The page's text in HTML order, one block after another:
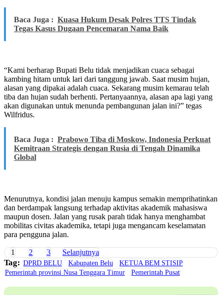
Baca Juga : Kuasa Hukum Desak Polres TTS Tindak
Tegas Kasus Dugaan Pencemaran Nama Baik
“Kami berharap Bupati Belu tidak menjadikan cuaca sebagai
kambing hitam untuk lari dari tanggung jawab. Saat musim hujan,
alasan yang dipakai adalah cuaca. Sekarang musim kemarau telah
tiba dan hujan sudah berhenti. Pertanyaannya, alasan apa lagi yang
akan digunakan untuk menunda pembangunan jalan ini?” tegas
Wilfridus.
Baca Juga : Prabowo Tiba di Moskow, Indonesia Perkuat
Kemitraan Strategis dengan Rusia di Tengah Dinamika
Global
Menurutnya, kondisi jalan menuju kampus semakin memprihatinkan
dan berdampak langsung terhadap aktivitas akademik mahasiswa
maupun dosen. Jalan yang rusak parah tidak hanya menghambat
mobilitas civitas akademika, tetapi juga mengancam keselamatan
para pengguna jalan.
1 2 3 Selanjutnya
Tag: DPRD BELU Kabupaten Belu
KETUA BEM STISIP
Pemerintah provinsi Nusa Tenggara Timur
Pemerintah Pusat